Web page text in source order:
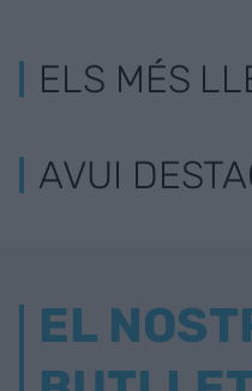
ELS MÉS
AVUI
EL